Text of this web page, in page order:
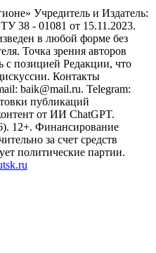
Учредитель и Издатель:
- 01081 от 15.11.2023.
в любой форме без
Точка зрения авторов
с позицией Редакции, что
Контакты
baik@mail.ru. Telegram:
публикаций
от ИИ ChatGPT.
12+. Финансирование
за счет средств
политические партии.